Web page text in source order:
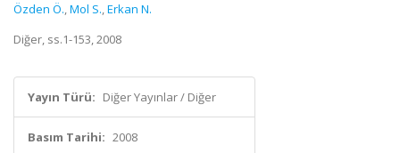
Özden Ö.,Mol S.,Erkan N.
Diğer, ss.1-153, 2008
Yayın Türü: Diğer Yayınlar / Diğer
Basım Tarihi: 2008